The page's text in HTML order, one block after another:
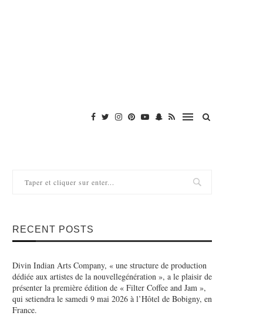
RECENT POSTS
Divin Indian Arts Company, « une structure de production
dédiée aux artistes de la nouvellegénération », a le plaisir de
présenter la première édition de « Filter Coffee and Jam »,
qui setiendra le samedi 9 mai 2026 à l’Hôtel de Bobigny, en
France.